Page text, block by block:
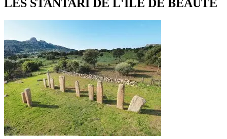
LES STANTARI DE L'ÎLE DE BEAUTÉ